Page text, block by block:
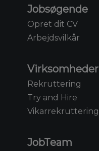
Jobsøgende
Opret dit CV
Arbejdsvilkår
Virksomheder
Rekruttering
Try and Hire
Vikarrekruttering
JobTeam